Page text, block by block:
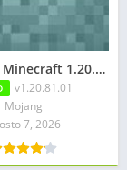
Descargar Minecraft 1.20.81.01 APK Mediafire
v1.20.81.01
Mojang
7, 2026